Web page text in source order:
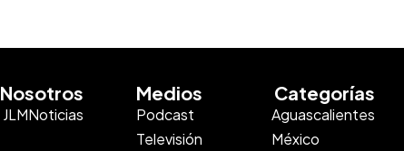
Nosotros
JLMNoticias
Medios
Podcast
Televisión
Categorías
Aguascalientes
México